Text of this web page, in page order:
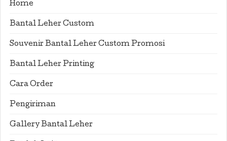
Home
Bantal Leher Custom
Souvenir Bantal Leher Custom Promosi
Bantal Leher Printing
Cara Order
Pengiriman
Gallery Bantal Leher